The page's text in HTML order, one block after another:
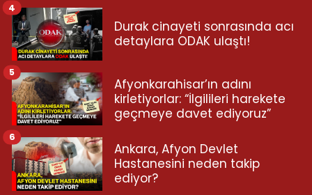
Durak cinayeti sonrasında acı
detaylara ODAK ulaştı!
4
Afyonkarahisar’ın adını
kirletiyorlar: “İlgilileri harekete
geçmeye davet ediyoruz”
5
Ankara, Afyon Devlet
Hastanesini neden takip
ediyor?
6